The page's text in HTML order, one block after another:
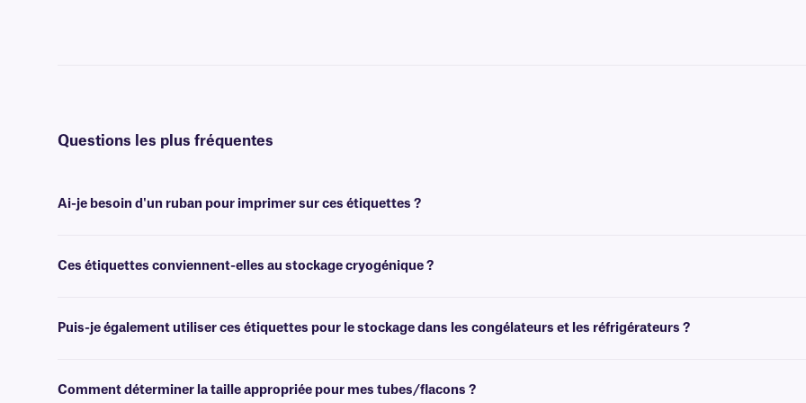
Questions les plus fréquentes
Ai-je besoin d'un ruban pour imprimer sur ces étiquettes ?
Ces étiquettes conviennent-elles au stockage cryogénique ?
Puis-je également utiliser ces étiquettes pour le stockage dans les congélateurs et les réfrigérateurs ?
Comment déterminer la taille appropriée pour mes tubes/flacons ?